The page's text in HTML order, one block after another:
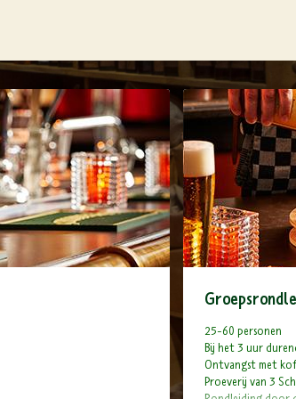
25-60 personen
Bij het 3 uur
Ontvangst met
Proeverij van 3